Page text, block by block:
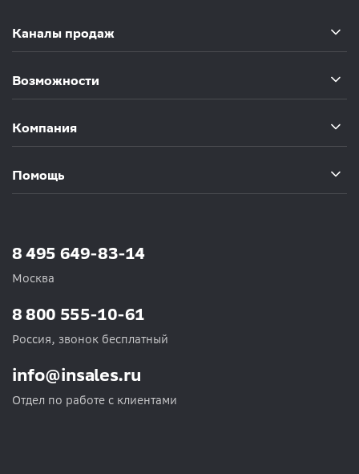
Каналы продаж
Возможности
Компания
Помощь
8 495 649-83-14
Москва
info@insales.ru
Отдел по работе с клиентами
8 800 555-10-61
Россия, звонок бесплатный